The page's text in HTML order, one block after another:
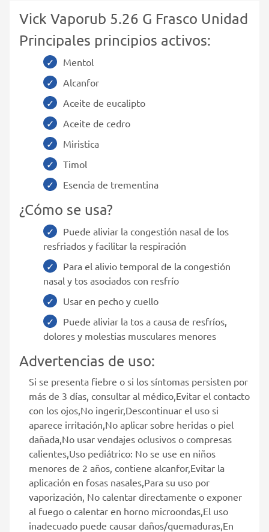
Vick Vaporub 5.26 G Frasco Unidad
Principales principios activos:
Mentol
Alcanfor
Aceite de eucalipto
Aceite de cedro
Miristica
Timol
Esencia de trementina
¿Cómo se usa?
Puede aliviar la congestión nasal de los
resfriados y facilitar la respiración
Para el alivio temporal de la congestión
nasal y tos asociados con resfrío
Usar en pecho y cuello
Puede aliviar la tos a causa de resfríos,
dolores y molestias musculares menores
Advertencias de uso:
Si se presenta fiebre o si los síntomas persisten por
más de 3 días, consultar al médico,Evitar el contacto
con los ojos,No ingerir,Descontinuar el uso si
aparece irritación,No aplicar sobre heridas o piel
dañada,No usar vendajes oclusivos o compresas
calientes,Uso pediátrico: No se use en niños
menores de 2 años, contiene alcanfor,Evitar la
aplicación en fosas nasales,Para su uso por
vaporización, No calentar directamente o exponer
al fuego o calentar en horno microondas,El uso
inadecuado puede causar daños/quemaduras,En